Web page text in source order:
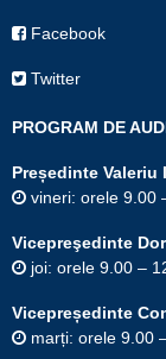
Facebook
Twitter
PROGRAM DE
Președinte Valeriu
vineri: orele 9.00
Vicepreşedinte
joi: orele 9.00 –
Vicepreședinte
marți: orele 9.00